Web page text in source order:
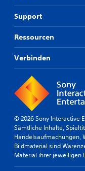
Support
Ressourcen
Verbinden
© 2026 Sony Interactive
Sämtliche Inhalte,
Handelsaufmachungen,
Bildmaterial sind
Material ihrer jeweiligen